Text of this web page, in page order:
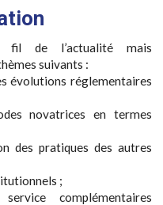
fil de l’actualité mais
suivants :
évolutions réglementaires
novatrices en termes
des pratiques des autres
;
complémentaires